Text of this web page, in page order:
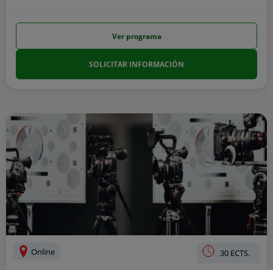
Ver programa
SOLICITAR INFORMACIÓN
Online 30 ECTS.